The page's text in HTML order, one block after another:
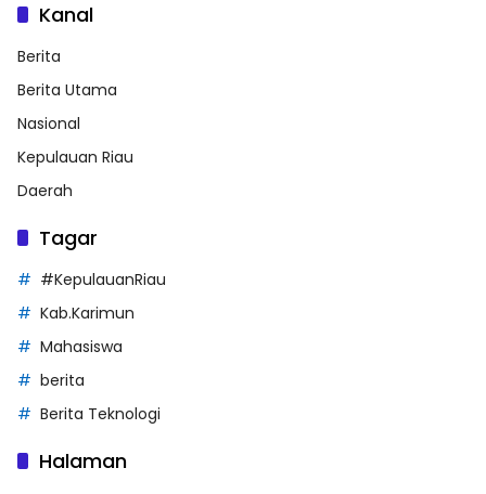
Kanal
Berita
Berita Utama
Nasional
Kepulauan Riau
Daerah
Tagar
#KepulauanRiau
Kab.Karimun
Mahasiswa
berita
Berita Teknologi
Halaman